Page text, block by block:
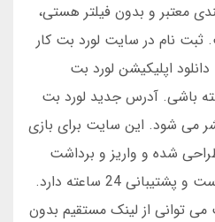
معتبر و بدون فیلتر هستی،
ثبت نام در سایت لورد بت کار
اپلیکیشن لورد بت
باشی. آدرس جدید لورد بت
می شود. این سایت برای بازی
شده و واریز و برداشت
سریع دارد. لورد بت معتبر است و پشتیبانی 24 ساعته دارد.
می توانی از لینک مستقیم بدون